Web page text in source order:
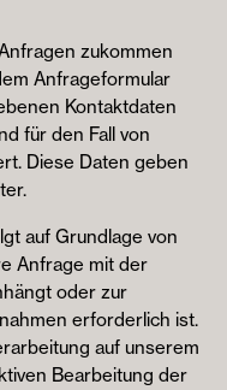
zukommen
Anfrageformular
Kontaktdaten
für den Fall von
Diese Daten geben
auf Grundlage von
Anfrage mit der
oder zur
erforderlich ist.
auf unserem
Bearbeitung der